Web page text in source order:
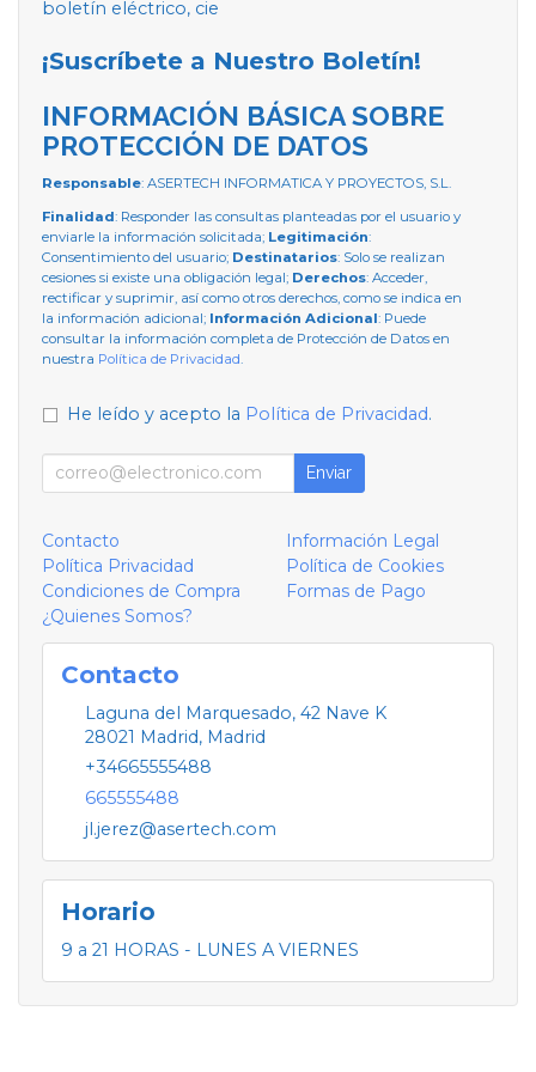
boletín eléctrico, cie
¡Suscríbete a Nuestro Boletín!
INFORMACIÓN BÁSICA SOBRE
PROTECCIÓN DE DATOS
Responsable: ASERTECH INFORMATICA Y PROYECTOS, S.L.
Finalidad: Responder las consultas planteadas por el usuario y
enviarle la información solicitada; Legitimación:
Consentimiento del usuario; Destinatarios: Solo se realizan
cesiones si existe una obligación legal; Derechos: Acceder,
rectificar y suprimir, así como otros derechos, como se indica en
la información adicional; Información Adicional: Puede
consultar la información completa de Protección de Datos en
nuestra Política de Privacidad
He leído y acepto la Política de Privacidad.
Enviar
Contacto
Información Legal
Política Privacidad
Política de Cookies
Condiciones de Compra
Formas de Pago
¿Quienes Somos?
Contacto
Laguna del Marquesado, 42 Nave K
28021 Madrid, Madrid
+34665555488
665555488
jl.jerez@asertech.com
Horario
9 a 21 HORAS - LUNES A VIERNES